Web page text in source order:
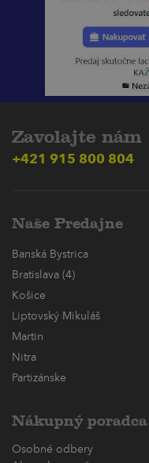
Zavolajte nám
+421 915 800 804
Naše Predajne
Banská Bystrica
Bratislava (4)
Košice
Liptovský Mikuláš
Martin
Nitra
Partizánske
Nákupný poradca
Osobné odbery